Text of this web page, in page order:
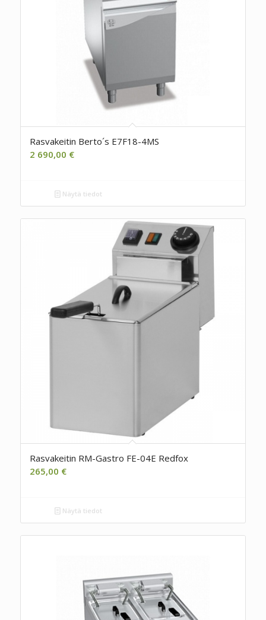
Rasvakeitin Berto´s E7F18-4MS
2 690,00 €
Näytä tiedot
Rasvakeitin RM-Gastro FE-04E Redfox
265,00 €
Näytä tiedot